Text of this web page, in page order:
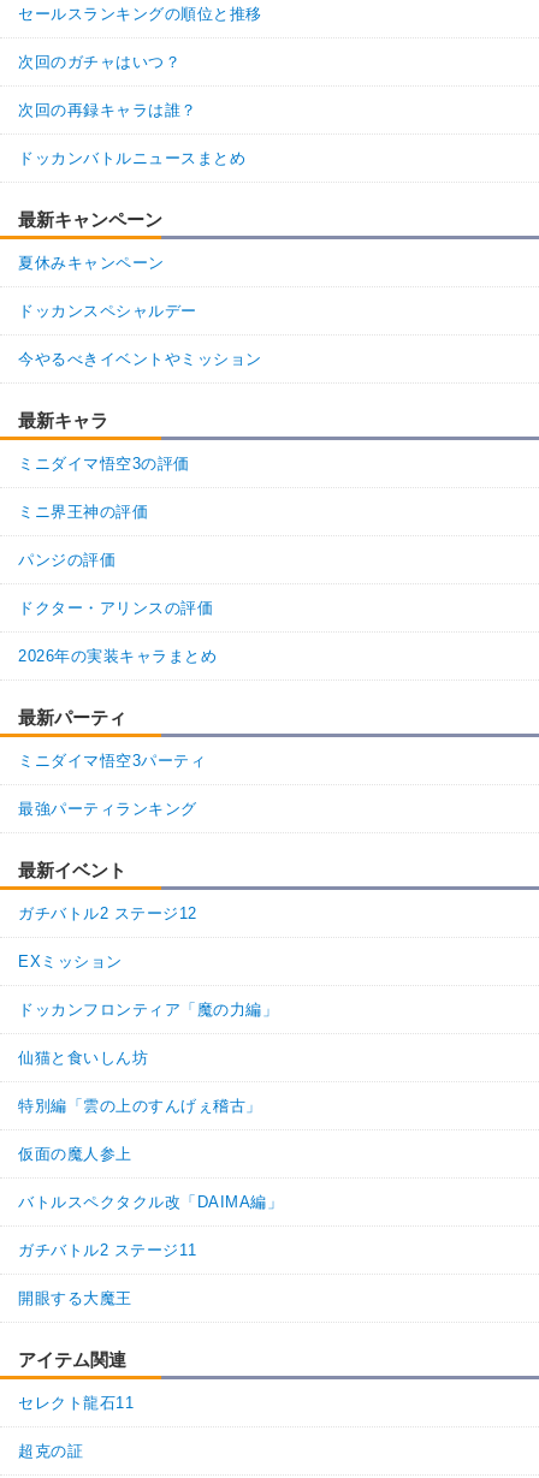
セールスランキングの順位と推移
次回のガチャはいつ？
次回の再録キャラは誰？
ドッカンバトルニュースまとめ
最新キャンペーン
夏休みキャンペーン
ドッカンスペシャルデー
今やるべきイベントやミッション
最新キャラ
ミニダイマ悟空3の評価
ミニ界王神の評価
パンジの評価
ドクター・アリンスの評価
2026年の実装キャラまとめ
最新パーティ
ミニダイマ悟空3パーティ
最強パーティランキング
最新イベント
ガチバトル2 ステージ12
EXミッション
ドッカンフロンティア「魔の力編」
仙猫と食いしん坊
特別編「雲の上のすんげぇ稽古」
仮面の魔人参上
バトルスペクタクル改「DAIMA編」
ガチバトル2 ステージ11
開眼する大魔王
アイテム関連
セレクト龍石11
超克の証